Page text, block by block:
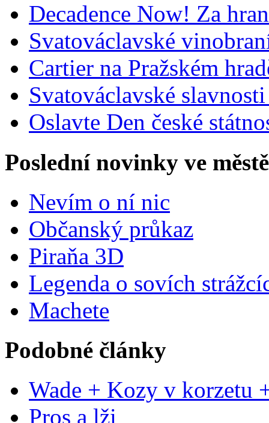
Decadence Now! Za
Svatováclavské
Cartier na Pražském
Svatováclavské
Oslavte Den české
Poslední novinky ve městě
Nevím o ní nic
Občanský průkaz
Piraňa 3D
Legenda o sovích
Machete
Podobné články
Wade + Kozy v korzetu
Pros a lži